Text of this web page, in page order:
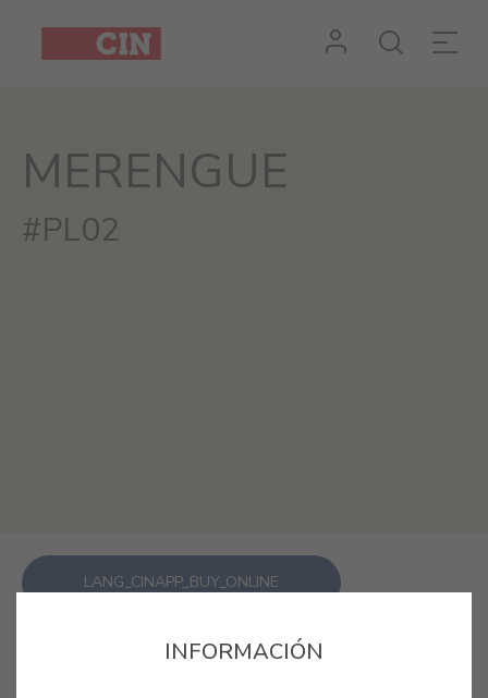
MERENGUE
#PL02
LANG_CINAPP_BUY_ONLINE
INFORMACIÓN